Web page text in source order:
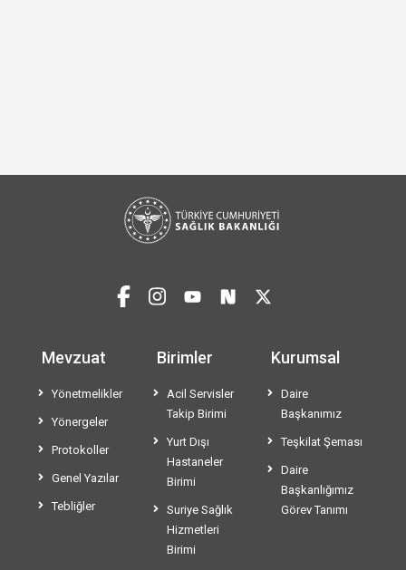
Mevzuat
Yönetmelikler
Yönergeler
Protokoller
Genel Yazılar
Tebliğler
Birimler
Acil Servisler
Takip Birimi
Yurt Dışı
Hastaneler
Birimi
Suriye Sağlık
Hizmetleri
Birimi
Kurumsal
Daire
Başkanımız
Teşkilat Şeması
Daire
Başkanlığımız
Görev Tanımı